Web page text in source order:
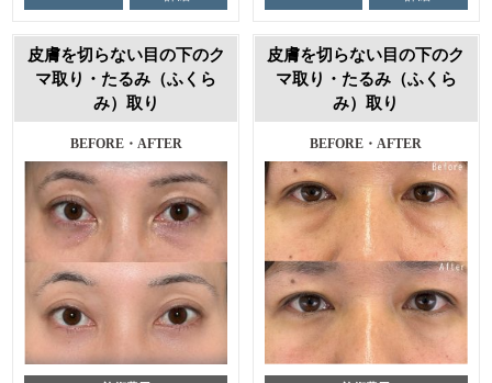
皮膚を切らない目の下のク
マ取り・たるみ（ふくら
み）取り
BEFORE・AFTER
皮膚を切らない目の下のク
マ取り・たるみ（ふくら
み）取り
BEFORE・AFTER